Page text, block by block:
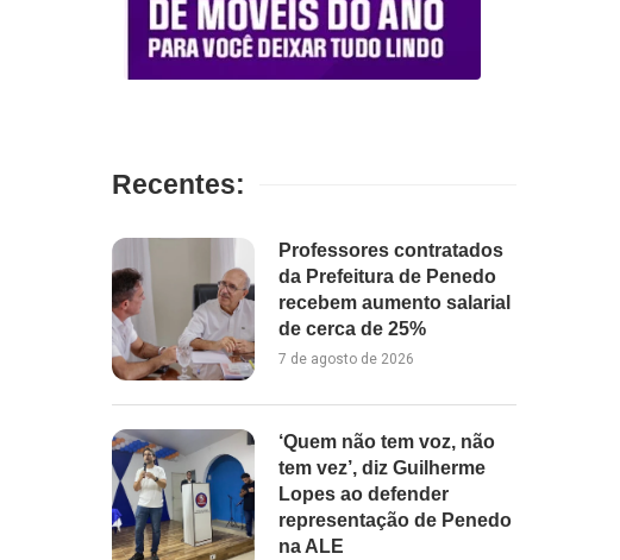
Recentes:
Professores contratados
da Prefeitura de Penedo
recebem aumento salarial
de cerca de 25%
7 de agosto de 2026
‘Quem não tem voz, não
tem vez’, diz Guilherme
Lopes ao defender
representação de Penedo
na ALE